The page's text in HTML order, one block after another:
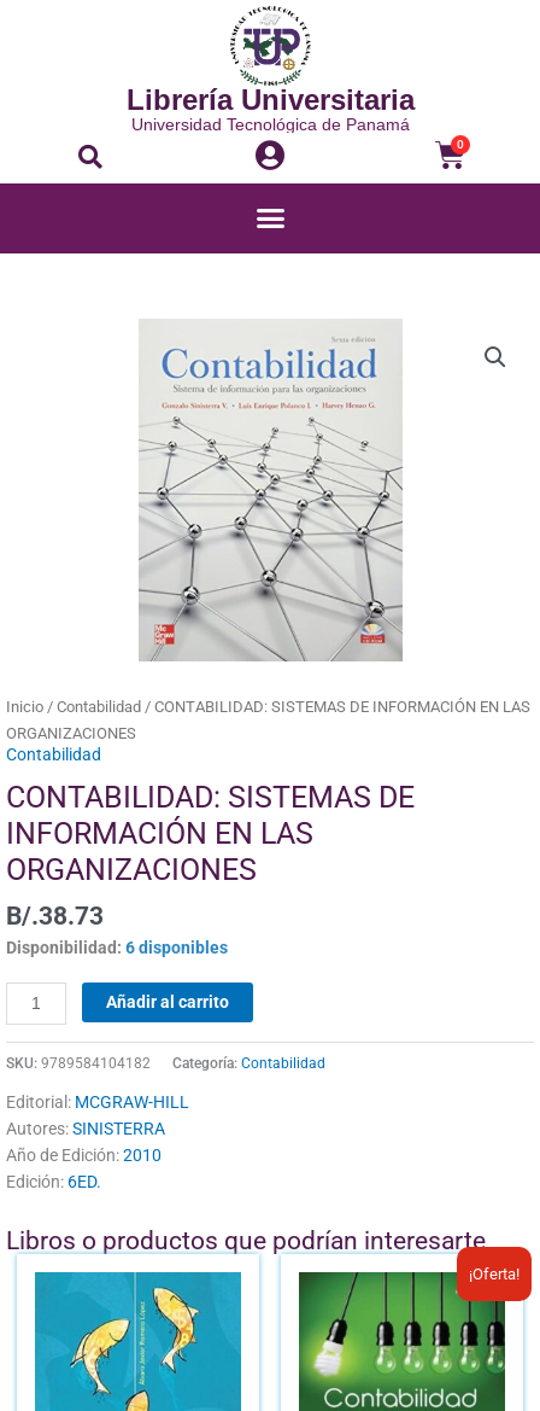
Librería Universitaria
Universidad Tecnológica de Panamá
Buscar 0
Carrito
Menú
Inicio / Contabilidad / CONTABILIDAD: SISTEMAS DE INFORMACIÓN EN LAS
ORGANIZACIONES
Contabilidad
CONTABILIDAD: SISTEMAS DE
INFORMACIÓN EN LAS
ORGANIZACIONES
B/.38.73
Disponibilidad: 6 disponibles
ORGANIZACIONES
Añadir al carrito
SKU: 9789584104182 Categoría: Contabilidad
Editorial: MCGRAW-HILL
Autores:SINISTERRA
Año de Edición:2010
Edición: 6ED.
Libros o productos que podrían interesarte
¡Oferta!
El
precio
original
era:
B/.26.86.
El
es: